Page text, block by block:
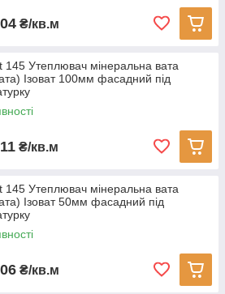
₴/кв.м
145 Утеплювач мінеральна вата
Ізоват 100мм фасадний під
₴/кв.м
145 Утеплювач мінеральна вата
Ізоват 50мм фасадний під
₴/кв.м